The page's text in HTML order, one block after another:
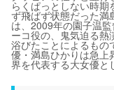
らくぱっとしない時
ず飛ばず状態だった満
は、2009年の園子温
ーコ役の、鬼気迫る熱
浴びたことによるもの
優・満島ひかりは急上
界を代表する大女優と